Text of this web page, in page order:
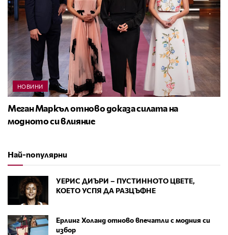
НОВИНИ
Меган Маркъл отново доказа силата на
модното си влияние
Най-популярни
УЕРИС ДИЪРИ – ПУСТИННОТО ЦВЕТЕ,
КОЕТО УСПЯ ДА РАЗЦЪФНЕ
Ерлинг Холанд отново впечатли с модния си
избор